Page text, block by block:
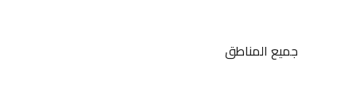
جميع المناطق